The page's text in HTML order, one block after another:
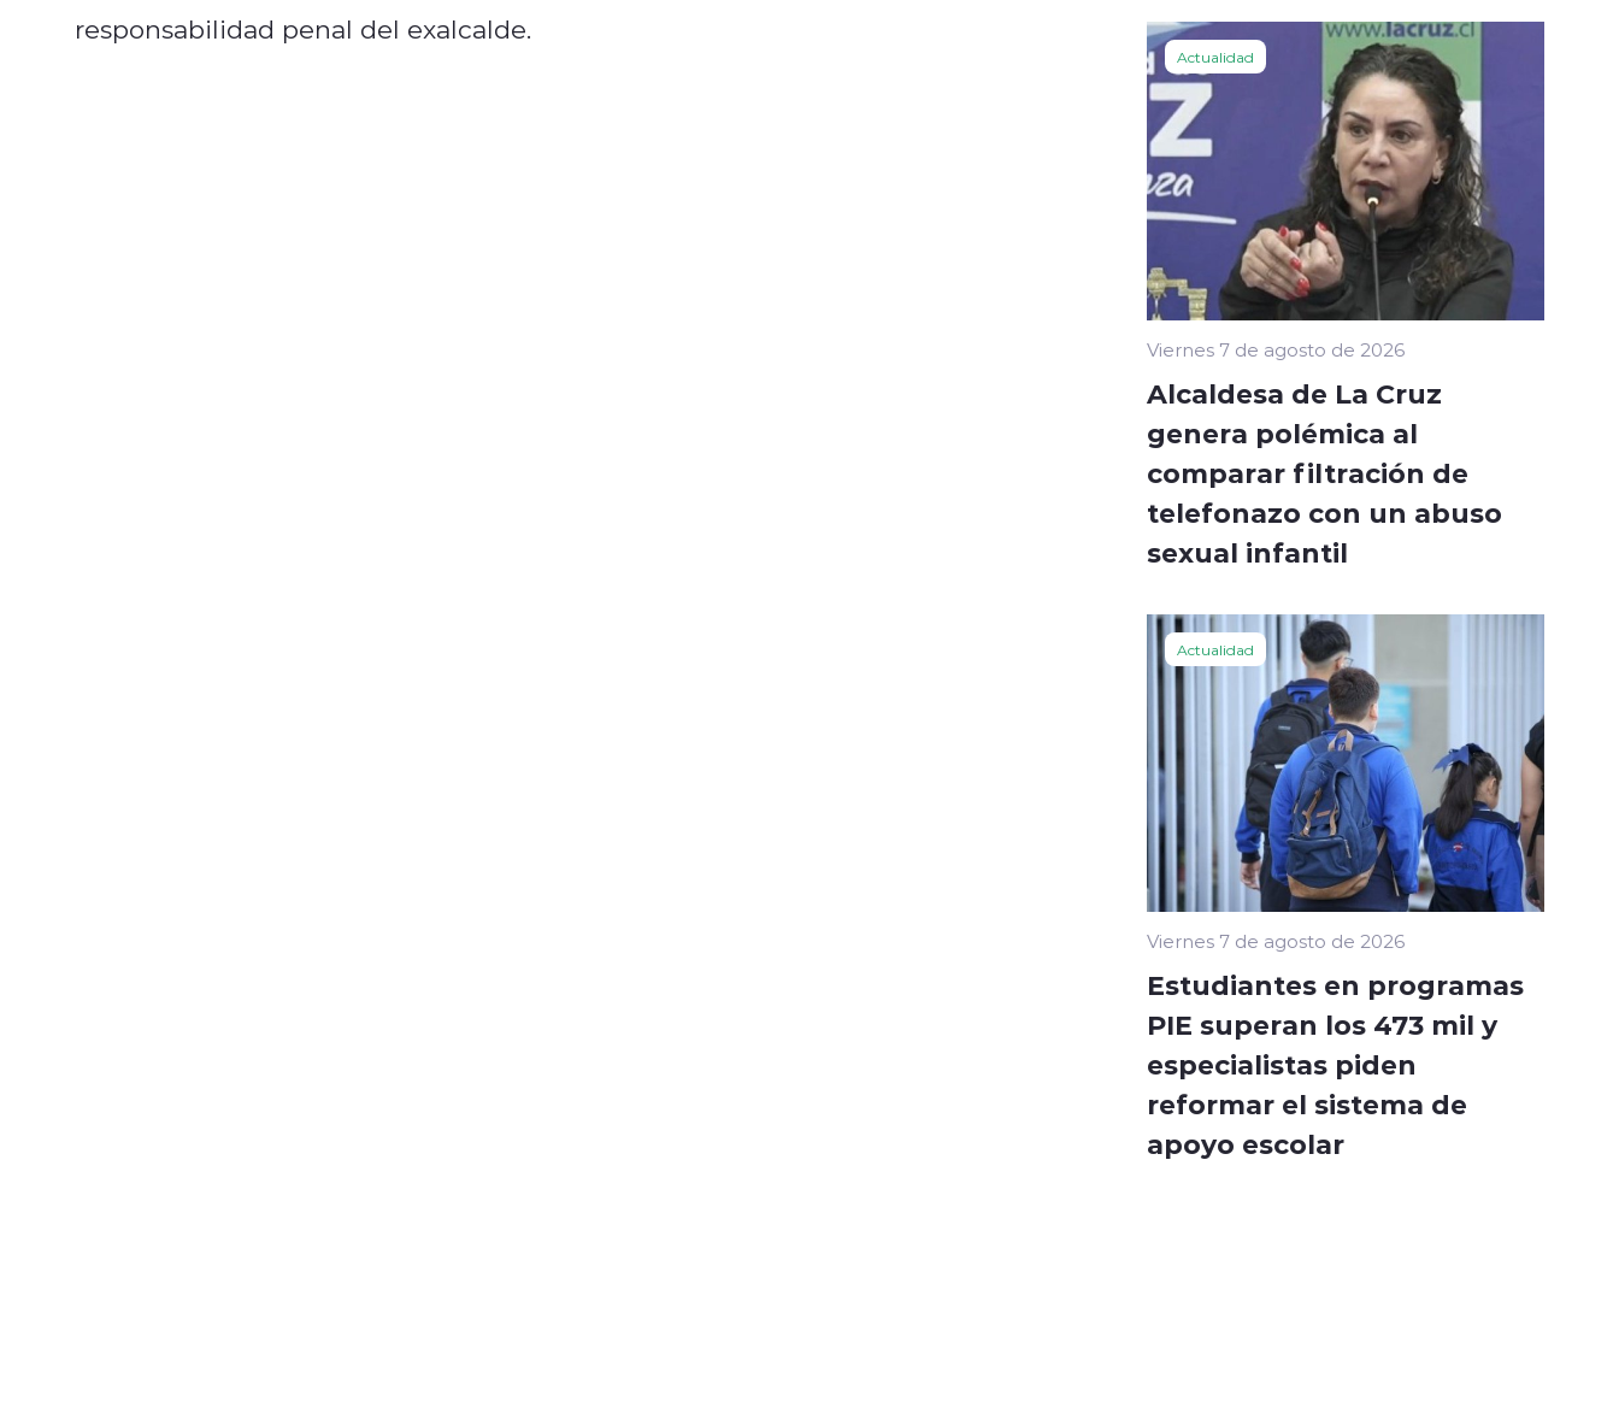
responsabilidad penal del exalcalde.
Actualidad
Viernes 7 de agosto de 2026
Alcaldesa de La Cruz
genera polémica al
comparar filtración de
telefonazo con un abuso
sexual infantil
Actualidad
Viernes 7 de agosto de 2026
Estudiantes en programas
PIE superan los 473 mil y
especialistas piden
reformar el sistema de
apoyo escolar